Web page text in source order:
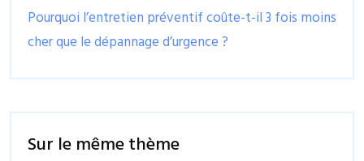
Pourquoi l’entretien préventif coûte-t-il 3 fois moins
cher que le dépannage d’urgence ?
Sur le même thème